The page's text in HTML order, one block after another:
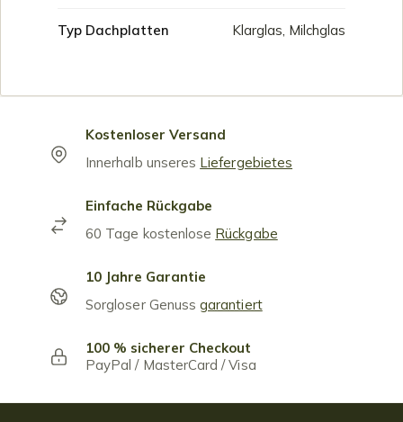
Typ Dachplatten Klarglas, Milchglas
Kostenloser Versand
Innerhalb unseres Liefergebietes
Einfache Rückgabe
60 Tage kostenlose Rückgabe
10 Jahre Garantie
Sorgloser Genussgarantiert
100 % sicherer Checkout
PayPal / MasterCard / Visa